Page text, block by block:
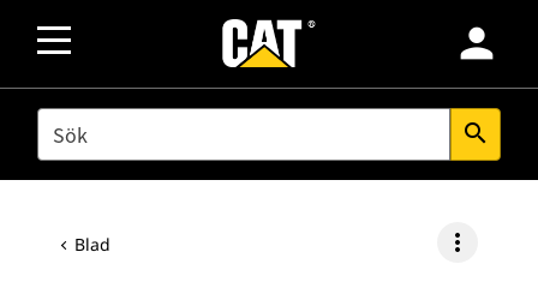
person
SEARCH search
Blad more_vert